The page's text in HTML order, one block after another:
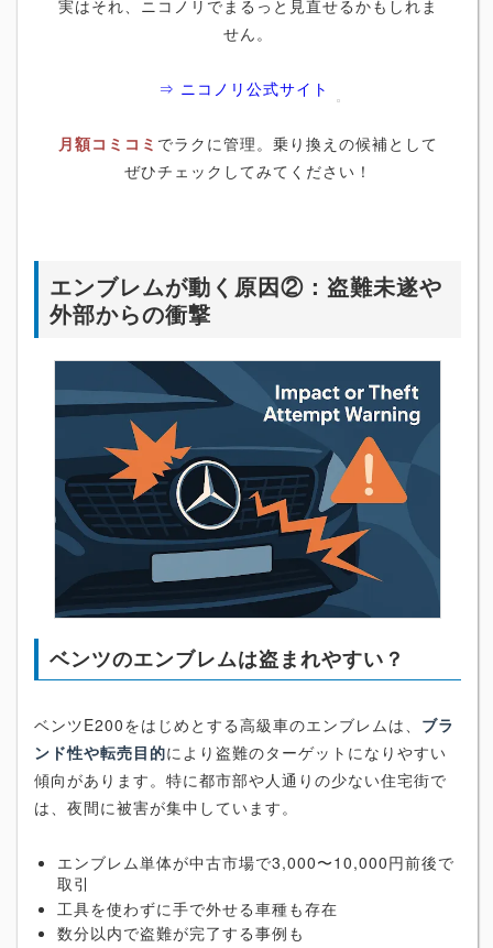
実はそれ、ニコノリでまるっと見直せるかもしれま
せん。
⇒ ニコノリ公式サイト
月額コミコミ でラクに管理。乗り換えの候補として
ぜひチェックしてみてください！
エンブレムが動く原因②：盗難未遂や
外部からの衝撃
ベンツのエンブレムは盗まれやすい？
ベンツE200をはじめとする高級車のエンブレムは、 ブラ
ンド性や転売目的により盗難のターゲットになりやすい
傾向があります。特に都市部や人通りの少ない住宅街で
は、夜間に被害が集中しています。
エンブレム単体が中古市場で3,000〜10,000円前後で
取引
工具を使わずに手で外せる車種も存在
数分以内で盗難が完了する事例も